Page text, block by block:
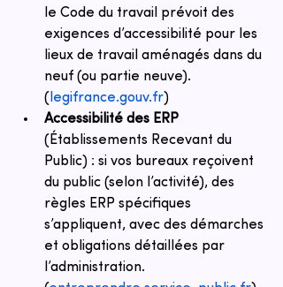
le Code du travail prévoit des
exigences d’accessibilité pour les
lieux de travail aménagés dans du
neuf (ou partie neuve).
( legifrance.gouv.fr)
Accessibilité des ERP
(Établissements Recevant du
Public) : si vos bureaux reçoivent
du public (selon l’activité), des
règles ERP spécifiques
s’appliquent, avec des démarches
et obligations détaillées par
l’administration.